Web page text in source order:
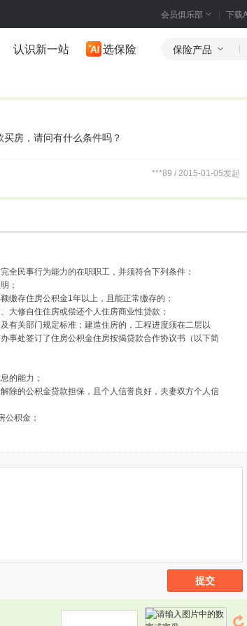
会员俱乐部 下载
认识新一站 选保险 保险产品
房，请问有什么条件吗？
***89 / 2015-01-05发起
全民事行为能力的在职职工，并须符合下列条件：
；
存住房公积金1年以上，且能正常缴存的；
修自住住房或偿还个人住房商业性贷款；
关部门规定标准；建造住房的，工程进度须在二层以
事处签订了住房公积金住房按揭贷款合作协议书（以下简
的能力；
的公积金贷款担保，且个人信誉良好，夫妻双方个人信
积金；
提交